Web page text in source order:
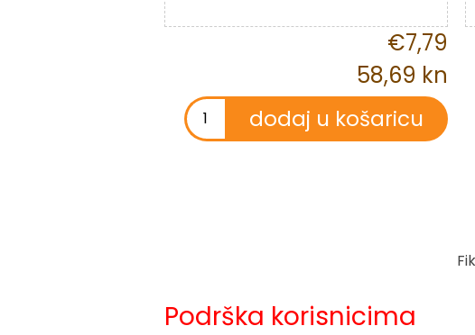
€7,79
58,69 kn
Podrška korisnicima